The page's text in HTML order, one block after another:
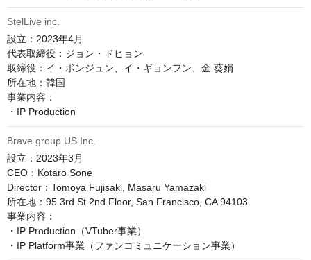
StelLive inc.
設立：2023年4月
代表取締役：ジョン・ドヒョン
取締役：イ・ボンジュン、イ・ギョンフン、金 葵娟
所在地：韓国
事業内容：
Brave group US Inc.
設立：2023年3月
CEO：Kotaro Sone
Director：Tomoya Fujisaki, Masaru Yamazaki
所在地：95 3rd St 2nd Floor, San Francisco, CA 94103
事業内容：
・IP Production（VTuber事業）